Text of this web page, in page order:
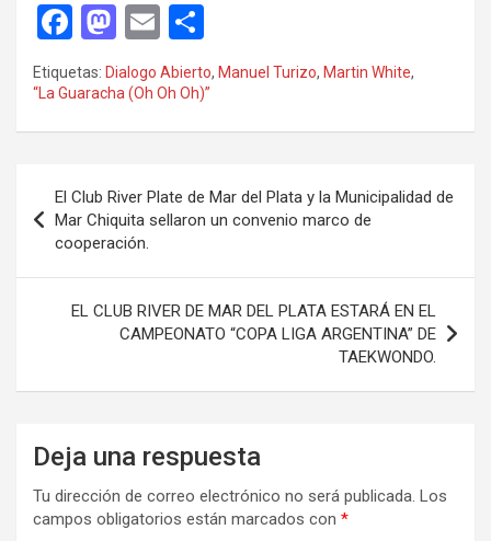
F
a
ce
b
o
k
M
a
st
o
o
n
E
m
ail
o
m
p
tir
Etiquetas: Dialogo Abierto, Manuel Turizo, Martin White,
“La Guaracha (Oh Oh Oh)”
de
entradas
El Club River Plate de Mar del Plata y la Municipalidad de
Mar Chiquita sellaron un convenio marco de
cooperación.
EL CLUB RIVER DE MAR DEL PLATA ESTARÁ EN EL
CAMPEONATO “COPA LIGA ARGENTINA” DE
TAEKWONDO.
Deja una respuesta
Tu dirección de correo electrónico no será publicada. Los
campos obligatorios están marcados con *